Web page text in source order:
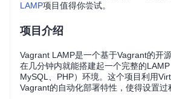
LAMP项目值得你尝试。
项目介绍
Vagrant LAMP是一个基于Vagrant的开
在几分钟内就能搭建起一个完整的LAMP
MySQL、PHP）环境。这个项目利用
Vagrant的自动化部署特性，使得设置过